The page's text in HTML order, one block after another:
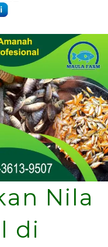
Nila
di